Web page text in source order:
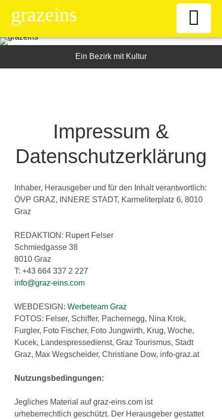
grazeins
Willkommen
ÖAAB
Wirtschaftsbund
WB B2B
Graz & Steiermark
Gassenschaun
Gassenschaun 2019
Ein Bezirk mit Kultur
Impressum &
Datenschutzerklärung
Inhaber, Herausgeber und für den Inhalt verantwortlich:
ÖVP GRAZ, INNERE STADT, Karmeliterplatz 6, 8010
Graz
REDAKTION: Rupert Felser
Schmiedgasse 38
8010 Graz
T: +43 664 337 2 227
info@graz-eins.com
WEBDESIGN:Werbeteam Graz
FOTOS: Felser, Schiffer, Pachernegg, Nina Krok,
Furgler, Foto Fischer, Foto Jungwirth, Krug, Woche,
Kucek, Landespressedienst, Graz Tourismus, Stadt
Graz, Max Wegscheider, Christiane Dow, info-graz.at
Nutzungsbedingungen:
Jegliches Material auf graz-eins.com ist
urheberrechtlich geschützt. Der Herausgeber gestattet